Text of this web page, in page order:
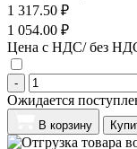
1 317.50 ₽
1 054.00 ₽
Цена с НДС/ без
-
Ожидается
В корзину